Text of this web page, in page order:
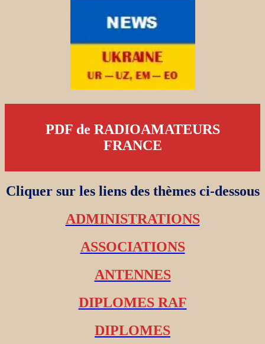
PDF de RADIOAMATEURS
FRANCE
Cliquer sur les liens des thèmes ci-dessous
ADMINISTRATIONS
ASSOCIATIONS
ANTENNES
DIPLOMES RAF
DIPLOMES